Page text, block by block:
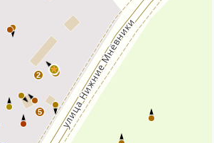
5
2 3